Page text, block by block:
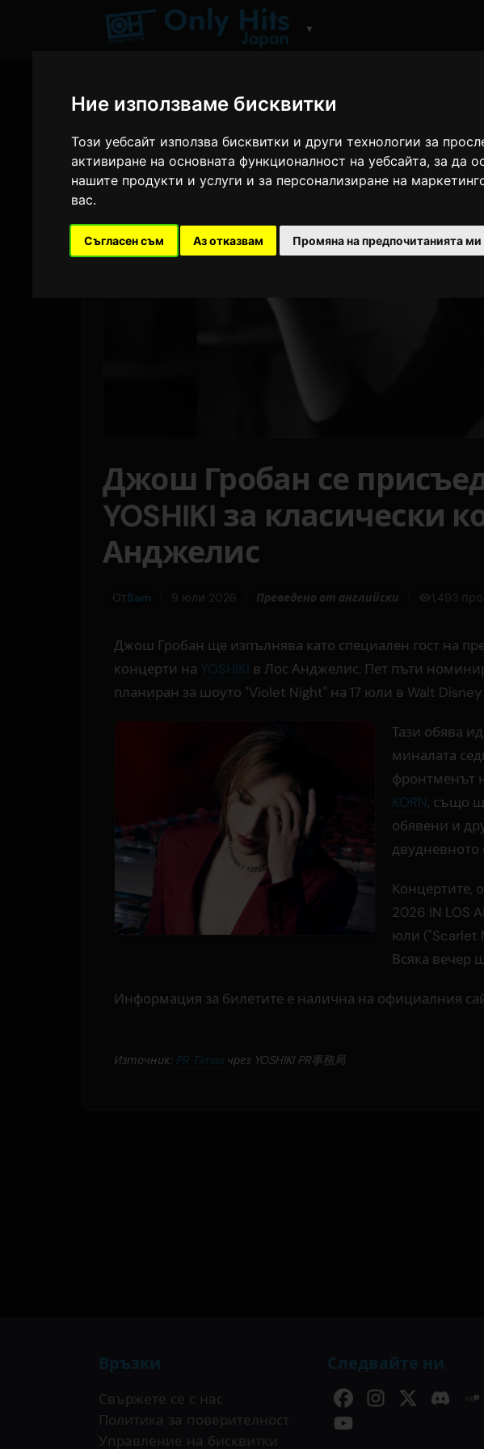
Ние използваме бисквитки
Този уебсайт използва бисквитки и други технологии за
активиране на основната функционалност на уебсайта,за да
нашите продукти и услуги и за персонализиране на
вас.
Съгласен съм Аз отказвам Промяна на предпочитанията ми
▼
Джош Гробан се
YOSHIKI за класически
Анджелис
ОтSam 9 юли 2026 Преведено от английски 1,493
Джош Гробан ще изпълнява като специален гост на
концерти на YOSHIKI в Лос Анджелис. Пет пъти
планиран за шоуто "Violet Night" на 17 юли в Walt
Тази обява
миналата
фронтменът
KORN, също
обявени и
двудневното
Концертите,
2026 IN LOS
юли ("Scarlet
Всяка вечер
Информация за билетите е налична на официалния
Източник: PR Times чрез YOSHIKI PR事務局
Връзки
Свържете се с нас
Политика за поверителност
Управление на бисквитки
Следвайте ни